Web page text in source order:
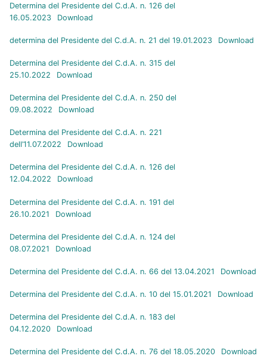
Determina del Presidente del C.d.A. n. 126 del
16.05.2023
Download
determina del Presidente del C.d.A. n. 21 del 19.01.2023 Download
Determina del Presidente del C.d.A. n. 315 del
25.10.2022
Download
Determina del Presidente del C.d.A. n. 250 del
09.08.2022
Download
Determina del Presidente del C.d.A. n. 221
dell’11.07.2022
Download
Determina del Presidente del C.d.A. n. 126 del
12.04.2022
Download
Determina del Presidente del C.d.A. n. 191 del
26.10.2021
Download
Determina del Presidente del C.d.A. n. 124 del
08.07.2021
Download
Determina del Presidente del C.d.A. n. 66 del 13.04.2021 Download
Determina del Presidente del C.d.A. n. 10 del 15.01.2021 Download
Determina del Presidente del C.d.A. n. 183 del
04.12.2020
Download
Determina del Presidente del C.d.A. n. 76 del 18.05.2020 Download